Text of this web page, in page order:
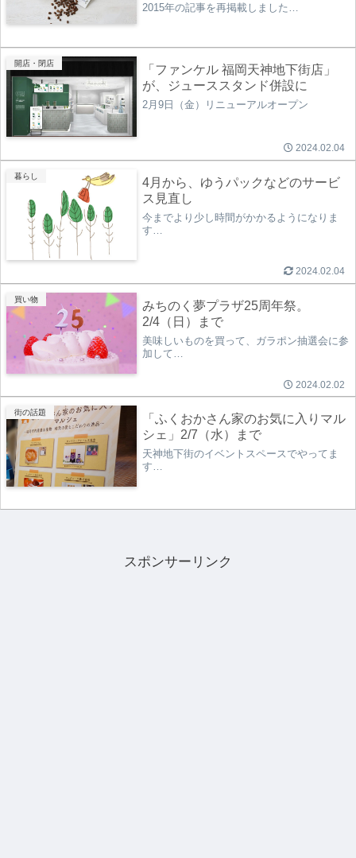
2015年の記事を再掲載しました…
開店・閉店
「ファンケル 福岡天神地下街店」
が、ジューススタンド併設に
2月9日（金）リニューアルオープン
2024.02.04
暮らし
4月から、ゆうパックなどのサービ
ス見直し
今までより少し時間がかかるようになりま
す…
2024.02.04
買い物
みちのく夢プラザ25周年祭。
2/4（日）まで
美味しいものを買って、ガラポン抽選会に参
加して…
2024.02.02
街の話題
「ふくおかさん家のお気に入りマル
シェ」2/7（水）まで
天神地下街のイベントスペースでやってま
す…
スポンサーリンク